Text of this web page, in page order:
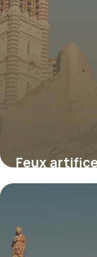
Feux
2026